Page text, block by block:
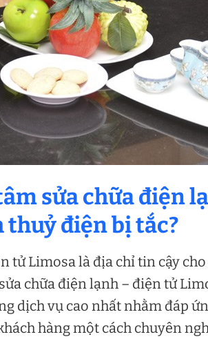
sửa chữa điện
thuỷ điện bị tắc?
tử Limosa là địa chỉ tin cậy
chữa điện lạnh – điện tử
dịch vụ cao nhất nhằm đáp
hàng một cách chuyên